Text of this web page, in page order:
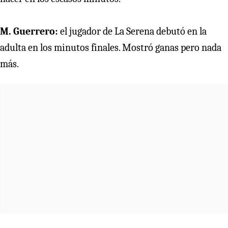
M. Guerrero: el jugador de La Serena debutó en la
adulta en los minutos finales. Mostró ganas pero nada
más.